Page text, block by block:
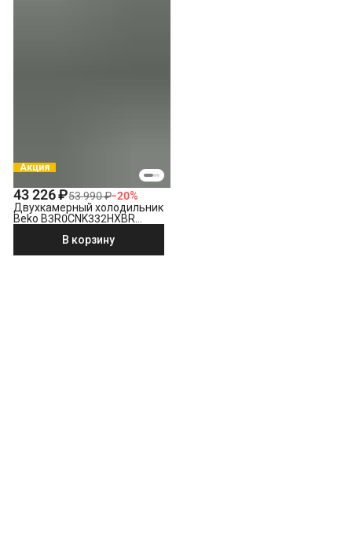
Акция
43 226 ₽53 990 ₽−20%
Двухкамерный холодильник
Beko B3R0CNK332HXBR
В корзину